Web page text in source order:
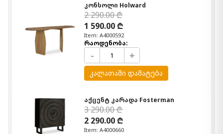
კონსოლი Holward
2 290.00 ₾
1 590.00 ₾
Item: A4000592
რაოდენობა:
- +
კალათაში დამატება
აქცენტ კარადა Fosterman
3 290.00 ₾
2 290.00 ₾
Item: A4000660